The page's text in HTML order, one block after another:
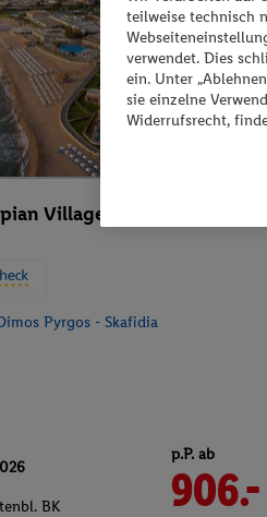
Village
Pyrgos - Skafidia
BK
p.P. ab
906.-
teilweise technisch
verwendet. Dies
ein. Unter
sie einzelne
Widerrufsrecht,